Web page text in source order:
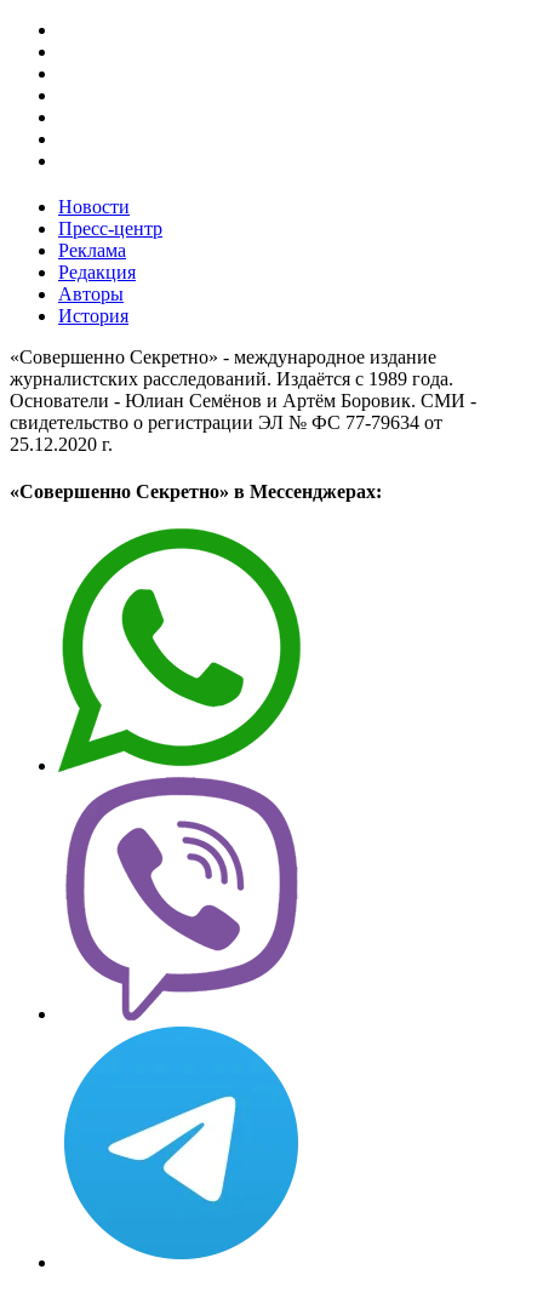
Новости
Пресс-центр
Реклама
Редакция
Авторы
История
«Совершенно Секретно» - международное издание
журналистских расследований. Издаётся с 1989 года.
Основатели - Юлиан Семёнов и Артём Боровик. CМИ -
свидетельство о регистрации ЭЛ № ФС 77-79634 от
25.12.2020 г.
«Совершенно Секретно» в Мессенджерах: